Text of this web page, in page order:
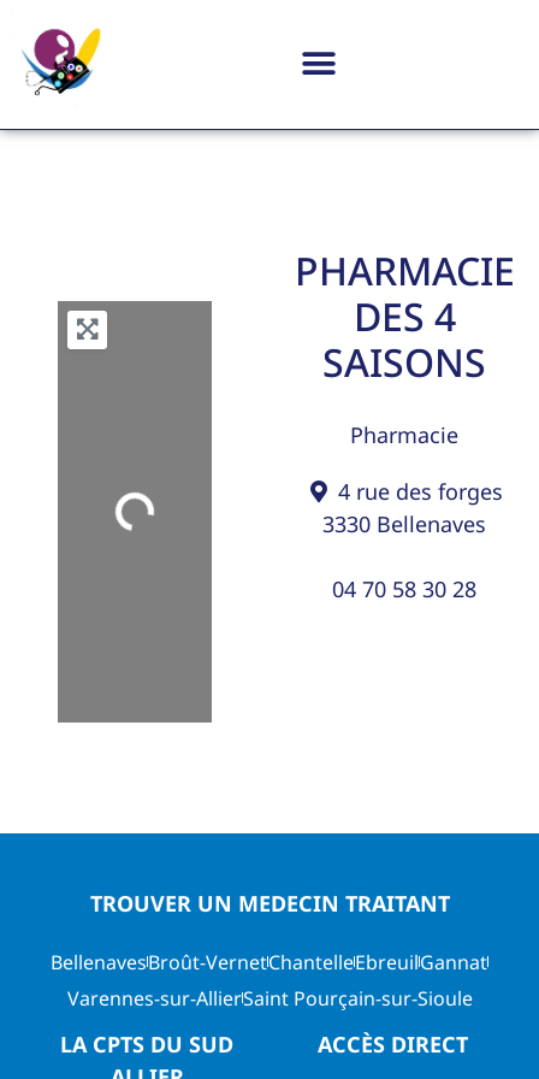
Loading...
PHARMACIE
DES 4
SAISONS
Pharmacie
4 rue des forges
3330 Bellenaves
04 70 58 30 28
TROUVER UN MEDECIN TRAITANT
BellenavesBroût-VernetChantelleEbreuilGannat
Varennes-sur-AllierSaint Pourçain-sur-Sioule
LA CPTS DU SUD
ACCÈS DIRECT